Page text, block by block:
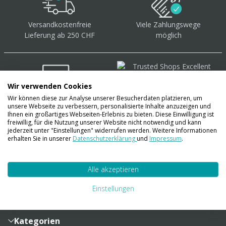
Versandkostenfreie
Lieferung ab 250 CHF
Viele Zahlungswege
möglich
Über 40.000 Artikel auf
Lager
Sendungsverfolgung
Zahlung und Versand
Lieferinformationen
Kategorien
Wir verwenden Cookies
Wir können diese zur Analyse unserer Besucherdaten platzieren, um
unsere Webseite zu verbessern, personalisierte Inhalte anzuzeigen und
Ihnen ein großartiges Webseiten-Erlebnis zu bieten. Diese Einwilligung ist
freiwillig, für die Nutzung unserer Website nicht notwendig und kann
jederzeit unter "Einstellungen" widerrufen werden. Weitere Informationen
erhalten Sie in unserer Datenschutzerklärungund Impressum.
Alle akzeptieren
Einstellungen